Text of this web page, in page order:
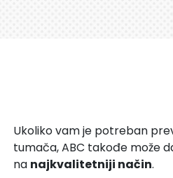
Ukoliko vam je potreban
tumača, ABC takođe može
na najkvalitetniji način.